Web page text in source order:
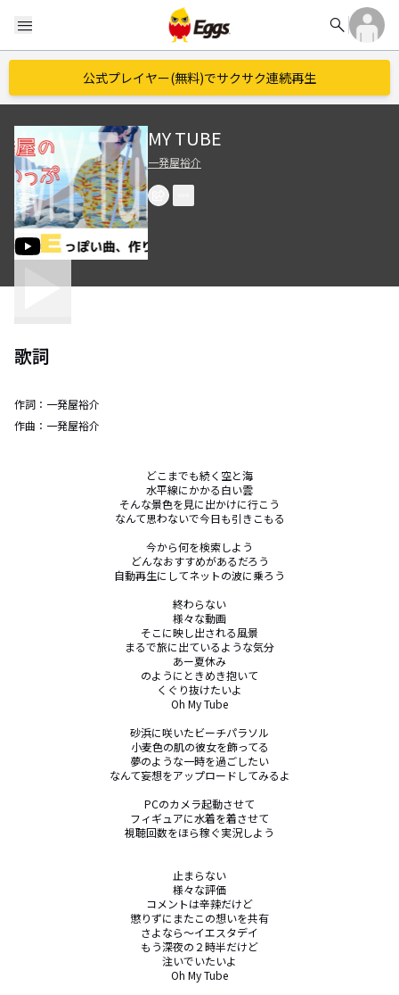
menu search
公式プレイヤー(無料)でサクサク連続再生
MY TUBE
一発屋裕介
歌詞
作詞： 一発屋裕介
作曲： 一発屋裕介
どこまでも続く空と海
水平線にかかる白い雲
そんな景色を見に出かけに行こう
なんて思わないで今日も引きこもる
今から何を検索しよう
どんなおすすめがあるだろう
自動再生にしてネットの波に乗ろう
終わらない
様々な動画
そこに映し出される風景
まるで旅に出ているような気分
あー夏休み
のようにときめき抱いて
くぐり抜けたいよ
Oh My Tube
砂浜に咲いたビーチパラソル
小麦色の肌の彼女を飾ってる
夢のような一時を過ごしたい
なんて妄想をアップロードしてみるよ
PCのカメラ起動させて
フィギュアに水着を着させて
視聴回数をほら稼ぐ実況しよう
止まらない
様々な評価
コメントは辛辣だけど
懲りずにまたこの想いを共有
さよなら～イエスタデイ
もう深夜の２時半だけど
注いでいたいよ
Oh My Tube